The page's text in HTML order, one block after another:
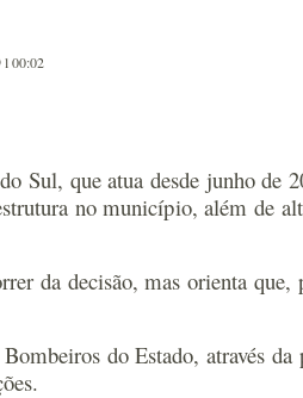
l 00:02
Sul, que atua desde junho
no município, além de
da decisão, mas orienta
do Estado, através